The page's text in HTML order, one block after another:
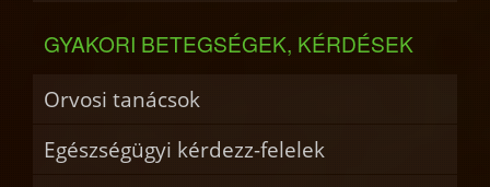
GYAKORI BETEGSÉGEK, KÉRDÉSEK
Orvosi tanácsok
Egészségügyi kérdezz-felelek